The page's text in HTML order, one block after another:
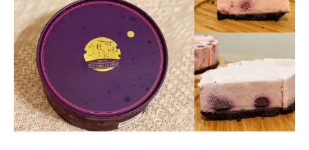
中
美
食
點
控
必
吃！
超
夯